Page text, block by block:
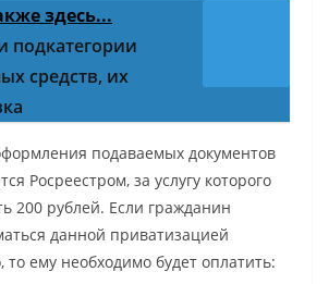
здесь...
подкатегории
средств, их
подаваемых документов
Росреестром, за услугу которого
200 рублей. Если гражданин
данной приватизацией
то ему необходимо будет оплатить: